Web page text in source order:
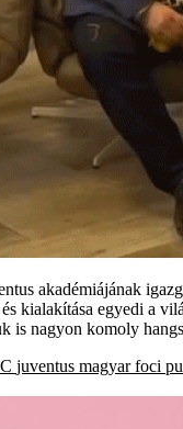
akadémiájának
kialakítása egyedi a
is nagyon komoly
juventus magyar foci